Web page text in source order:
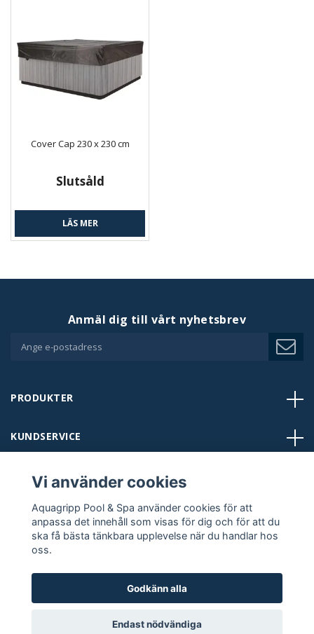
Cover Cap 230 x 230 cm
Slutsåld
LÄS MER
PRODUKTER
Anmäl dig till vårt nyhetsbrev
KUNDSERVICE
BUTIKER
KONTAKT
Vi använder cookies
Aquagripp Pool & Spa använder cookies för att
anpassa det innehåll som visas för dig och för att du
ska få bästa tänkbara upplevelse när du handlar hos
oss.
Godkänn alla
Endast nödvändiga